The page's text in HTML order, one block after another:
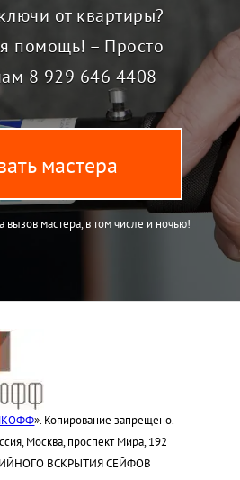
от квартиры?
помощь! – Просто
8 929 646 4408
мастера
вызов мастера, в том числе и ночью!
». Копирование запрещено.
Москва, проспект Мира, 192
ВСКРЫТИЯ СЕЙФОВ